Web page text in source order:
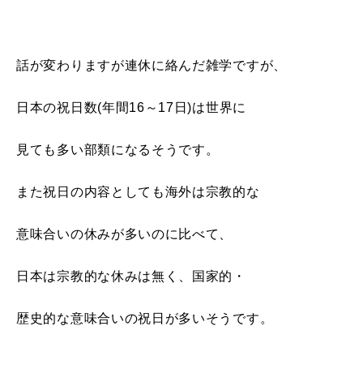
話が変わりますが連休に絡んだ雑学ですが、
日本の祝日数(年間16～17日)は世界に
見ても多い部類になるそうです。
また祝日の内容としても海外は宗教的な
意味合いの休みが多いのに比べて、
日本は宗教的な休みは無く、国家的・
歴史的な意味合いの祝日が多いそうです。